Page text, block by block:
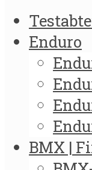
Enduro
BMX |